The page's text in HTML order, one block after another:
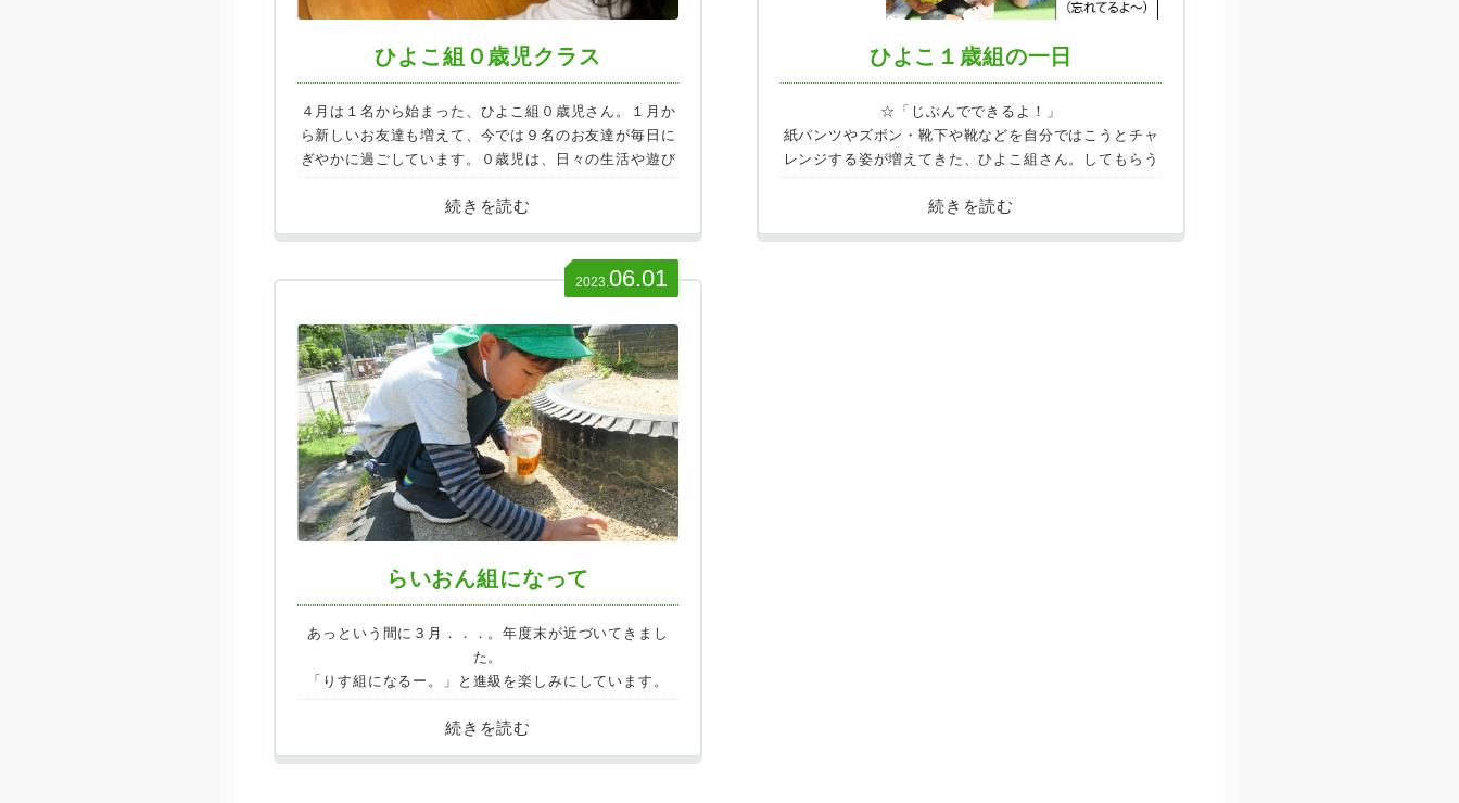
ひよこ組０歳児クラス
４月は１名から始まった、ひよこ組０歳児さん。１月か
ら新しいお友達も増えて、今では９名のお友達が毎日に
ぎやかに過ごしています。０歳児は、日々の生活や遊び
ひよこ１歳組の一日
☆「じぶんでできるよ！」
紙パンツやズボン・靴下や靴などを自分ではこうとチャ
レンジする姿が増えてきた、ひよこ組さん。してもらう
て、なんとか頑張ってできると「できた～！！」という
達成感から笑顔に変わり
2023.06.01
らいおん組になって
あっという間に３月．．．。年度末が近づいてきまし
た。
「りす組になるー。」と進級を楽しみにしています。
とても頼もしいです！！